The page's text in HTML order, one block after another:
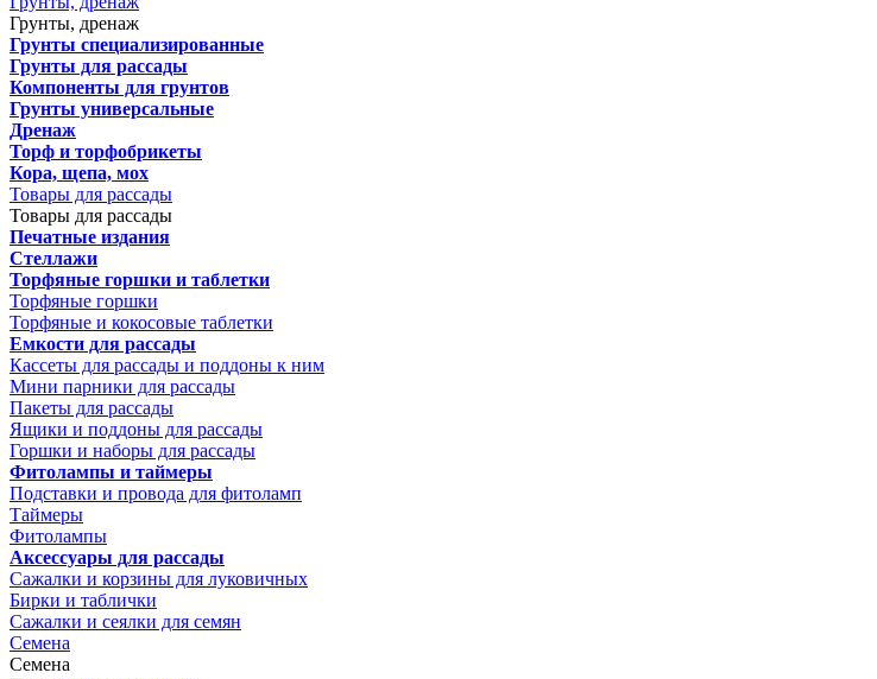
Грунты, дренаж
Грунты специализированные
Грунты для рассады
Компоненты для грунтов
Грунты универсальные
Дренаж
Торф и торфобрикеты
Кора, щепа, мох
Товары для рассады
Товары для рассады
Печатные издания
Стеллажи
Торфяные горшки и таблетки
Торфяные горшки
Торфяные и кокосовые таблетки
Емкости для рассады
Кассеты для рассады и поддоны к ним
Мини парники для рассады
Пакеты для рассады
Ящики и поддоны для рассады
Горшки и наборы для рассады
Фитолампы и таймеры
Подставки и провода для фитоламп
Таймеры
Фитолампы
Аксессуары для рассады
Сажалки и корзины для луковичных
Бирки и таблички
Сажалки и сеялки для семян
Семена
Семена